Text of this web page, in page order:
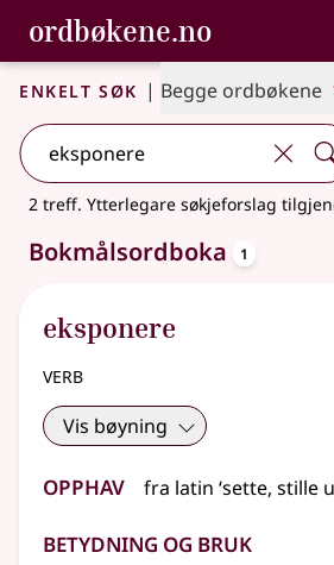
Gå til hovudinnhald
Tilgjenge
ordbøkene.no,
Bokmålsordboka og Nynorskordboka
Enkelt søk | Begge ordbøkene
2 treff. Ytterlegare søkjeforslag
Bokmålsordboka 1
eksponere
verb
Vis bøyning
Opphav fra latin ‘sette, stille
Betydning og bruk